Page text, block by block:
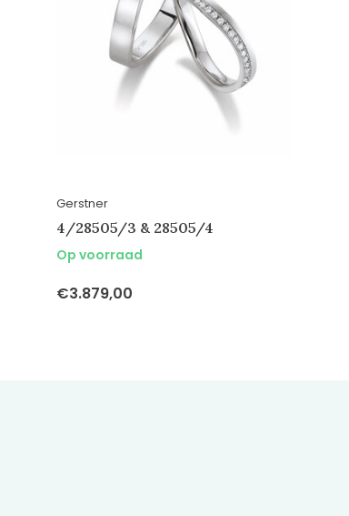
Gerstner
4/28505/3 & 28505/4
Op voorraad
€3.879,00